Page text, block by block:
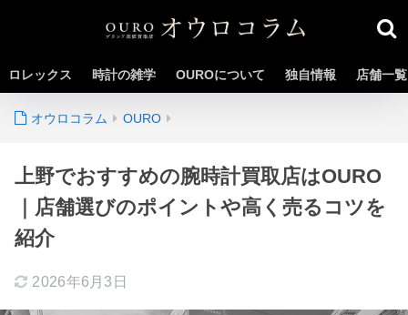
ロレックス 時計の雑学 OUROについて 独自情報 店舗一覧
OURO
上野でおすすめの腕時計買取店はOURO
｜店舗選びのポイントや高く売るコツを
紹介
2026年6月3日